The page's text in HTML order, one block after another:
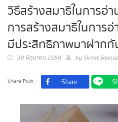
วิธีสร้างสมาธิในการอ่า
การสร้างสมาธิในการ
มีประสิทธิภาพมาฝากกั
30 มิถุนายน 2558 by Sirirat
Share Post